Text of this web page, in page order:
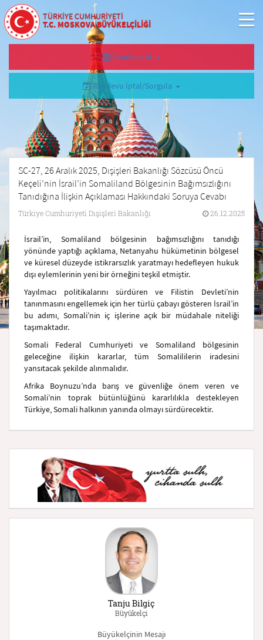
TÜRKİYE CUMHURİYETİ
T.C. MOSKOVA BÜYÜKELÇİLİĞİ
Randevu Al
Randevu İptal/Sorgula
SC-27, 26 Aralık 2025, Dışişleri Bakanlığı Sözcüsü Öncü
Keçeli’nin İsrail’in Somaliland Bölgesinin Bağımsızlığını
Tanıdığına İlişkin Açıklaması Hakkındaki Soruya Cevabı
Türkiye Cumhuriyeti Dışişleri Bakanlığı 26.12.2025
İsrail’in, Somaliland bölgesinin bağımsızlığını tanıdığı
yönünde yaptığı açıklama, Netanyahu hükümetinin bölgesel
ve küresel düzeyde istikrarsızlık yaratmayı hedefleyen hukuk
dışı eylemlerinin yeni bir örneğini teşkil etmiştir.
Yayılmacı politikalarını sürdüren ve Filistin Devleti’nin
tanınmasını engellemek için her türlü çabayı gösteren İsrail’in
bu adımı, Somali’nin iç işlerine açık bir müdahale niteliği
taşımaktadır.
Somali Federal Cumhuriyeti ve Somaliland bölgesinin
geleceğine ilişkin kararlar, tüm Somalililerin iradesini
yansıtacak şekilde alınmalıdır.
Afrika Boynuzu’nda barış ve güvenliğe önem veren ve
Somali’nin toprak bütünlüğünü kararlılıkla destekleyen
Türkiye, Somali halkının yanında olmayı sürdürecektir.
Tanju Bilgiç
Büyükelçi
Büyükelçinin Mesajı